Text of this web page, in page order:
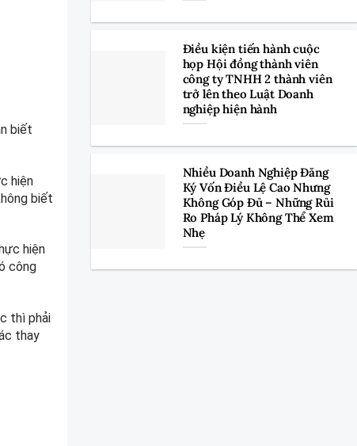
biết
hiện
biết
hiện
công
thì phải
thay
Điều kiện tiến hành cuộc
họp Hội đồng thành viên
công ty TNHH 2 thành viên
trở lên theo Luật Doanh
nghiệp hiện hành
Nhiều Doanh Nghiệp Đăng
Ký Vốn Điều Lệ Cao Nhưng
Không Góp Đủ – Những Rủi
Ro Pháp Lý Không Thể Xem
Nhẹ